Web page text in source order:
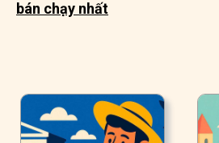
bán chạy nhất